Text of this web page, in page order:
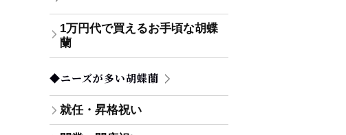
1万円代で買えるお手頃な胡蝶
蘭
◆ニーズが多い胡蝶蘭
就任・昇格祝い